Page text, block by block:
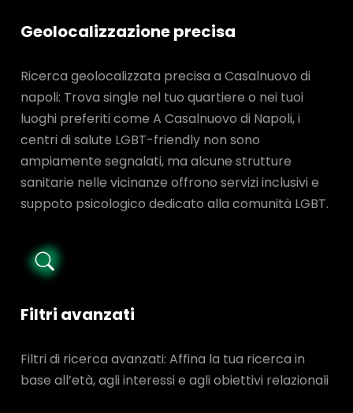
Geolocalizzazione precisa
Ricerca geolocalizzata precisa a Casalnuovo di
napoli: Trova single nel tuo quartiere o nei tuoi
luoghi preferiti come A Casalnuovo di Napoli, i
centri di salute LGBT-friendly non sono
ampiamente segnalati, ma alcune strutture
sanitarie nelle vicinanze offrono servizi inclusivi e
suppoto psicologico dedicato alla comunità LGBT.
Filtri avanzati
Filtri di ricerca avanzati: Affina la tua ricerca in
base all’età, agli interessi e agli obiettivi relazionali